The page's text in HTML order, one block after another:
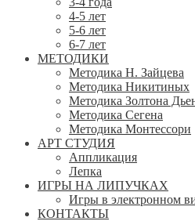
4-5 лет
5-6 лет
6-7 лет
МЕТОДИКИ
Методика Н. Зайцева
Методика Никитиных
Методика Золтона
Методика Сегена
Методика Монтессори
АРТ СТУДИЯ
Аппликация
Лепка
ИГРЫ НА ЛИПУЧКАХ
Игры в электронном
КОНТАКТЫ